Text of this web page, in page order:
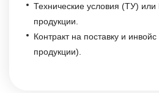
Технические условия (ТУ)
продукции.
Контракт на поставку и
продукции).